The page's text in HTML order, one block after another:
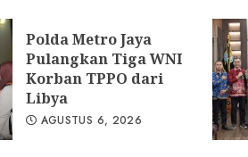
Polda Metro Jaya
Pulangkan Tiga WNI
Korban TPPO dari
Libya
AGUSTUS 6, 2026